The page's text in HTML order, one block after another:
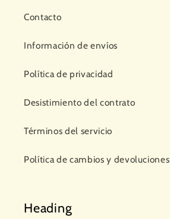
Contacto
Información de envíos
Política de privacidad
Desistimiento del contrato
Términos del servicio
Política de cambios y devoluciones
Heading